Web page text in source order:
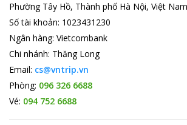
Phường Tây Hồ, Thành phố Hà Nội, Việt Nam
Số tài khoản: 1023431230
Ngân hàng: Vietcombank
Chi nhánh: Thăng Long
Email: cs@vntrip.vn
Phòng: 096 326 6688
Vé: 094 752 6688